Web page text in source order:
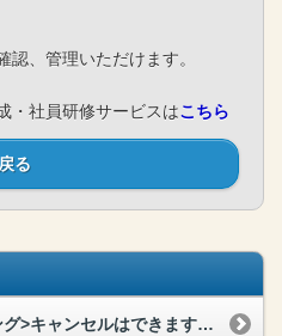
認、管理いただけます。
・社員研修サービスはこちら
戻る
【法人サービス】<eラーニング>キャンセルはできますか？